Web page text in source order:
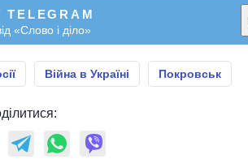
«Слово і діло»
Війна в Україні Покровськ